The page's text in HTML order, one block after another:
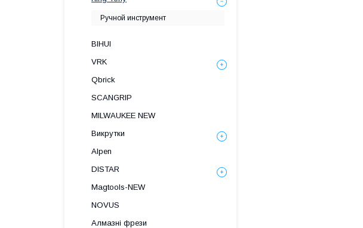
Ручной инструмент
BIHUI
VRK
Qbrick
SCANGRIP
MILWAUKEE NEW
Викрутки
Alpen
DISTAR
Magtools-NEW
NOVUS
Алмазні фрези